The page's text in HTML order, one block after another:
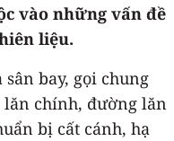
vào những vấn đề
liệu.
bay, gọi chung
chính, đường lăn
bị cất cánh, hạ